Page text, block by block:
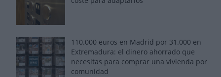
110.000 euros en Madrid por 31.000 en
Extremadura: el dinero ahorrado que
necesitas para comprar una vivienda por
comunidad